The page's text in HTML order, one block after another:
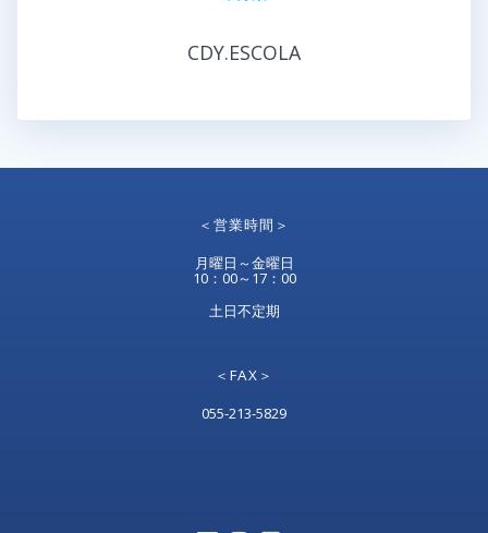
CDY.ESCOLA
＜営業時間＞
月曜日～金曜日
10：00～17：00
土日不定期
＜FAX＞
055-213-5829